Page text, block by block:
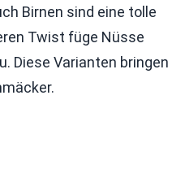
Birnen sind eine tolle
Twist füge Nüsse
Diese Varianten bringen